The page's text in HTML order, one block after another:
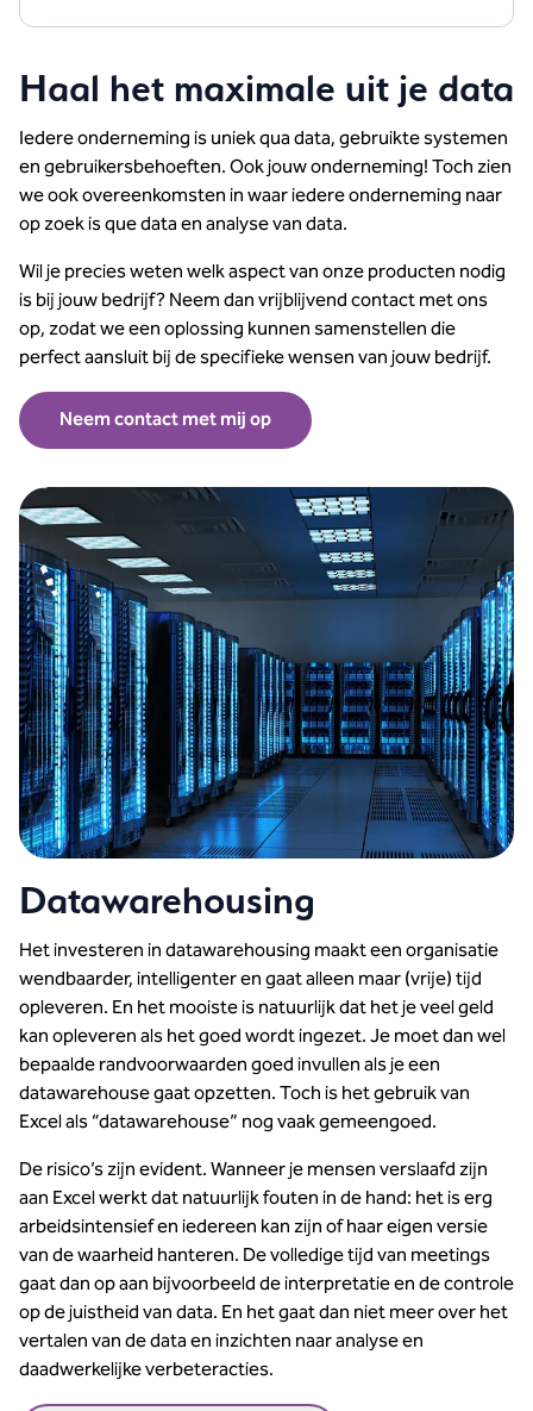
Haal het maximale uit je data
Iedere onderneming is uniek qua data, gebruikte systemen
en gebruikersbehoeften. Ook jouw onderneming! Toch zien
we ook overeenkomsten in waar iedere onderneming naar
op zoek is que data en analyse van data.
Wil je precies weten welk aspect van onze producten nodig
is bij jouw bedrijf? Neem dan vrijblijvend contact met ons
op, zodat we een oplossing kunnen samenstellen die
perfect aansluit bij de specifieke wensen van jouw bedrijf.
Neem contact met mij op
Datawarehousing
Het investeren in datawarehousing maakt een organisatie
wendbaarder, intelligenter en gaat alleen maar (vrije) tijd
opleveren. En het mooiste is natuurlijk dat het je veel geld
kan opleveren als het goed wordt ingezet. Je moet dan wel
bepaalde randvoorwaarden goed invullen als je een
datawarehouse gaat opzetten. Toch is het gebruik van
Excel als “datawarehouse” nog vaak gemeengoed.
De risico’s zijn evident. Wanneer je mensen verslaafd zijn
aan Excel werkt dat natuurlijk fouten in de hand: het is erg
arbeidsintensief en iedereen kan zijn of haar eigen versie
van de waarheid hanteren. De volledige tijd van meetings
gaat dan op aan bijvoorbeeld de interpretatie en de controle
op de juistheid van data. En het gaat dan niet meer over het
vertalen van de data en inzichten naar analyse en
daadwerkelijke verbeteracties.